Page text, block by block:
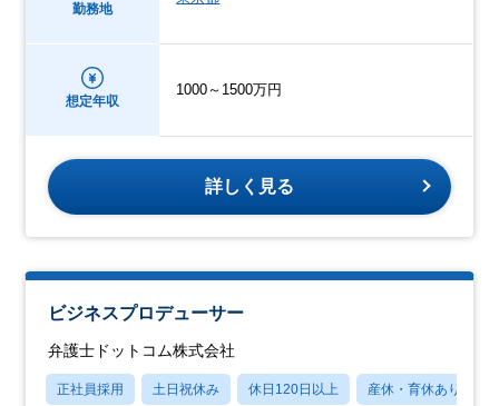
勤務地
想定年収
1000～1500万円
詳しく見る
ビジネスプロデューサー
弁護士ドットコム株式会社
正社員採用 土日祝休み 休日120日以上 産休・育休あり